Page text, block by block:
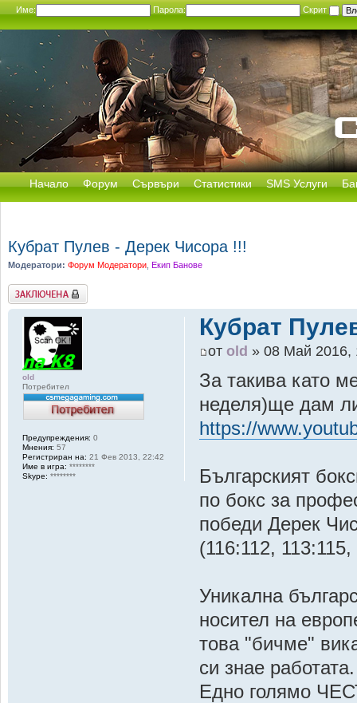
Име: Парола: Скрит
Начало Форум Сървъри Статистики SMS Услуги
Кубрат Пулев - Дерек Чисора !!!
Модератори: Форум Модератори Екип Банове
Заключена
Кубрат
отold » 08 Май 2016,
За такива като
неделя)ще дам
https://
Българският
по бокс за
победи Дерек
(116:112,
Уникална
носител на
това "бичме"
си знае работата.
Едно голямо
old
Потребител
Предупреждения: 0
Мнения: 57
Регистриран на: 21 Фев 2013, 22:42
Име в игра: ********
Skype: ********